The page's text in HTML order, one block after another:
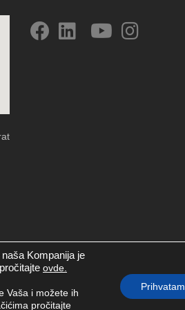
Kompanija je
ovde.
Vaša i možete ih
pročitajte
Prihvatam